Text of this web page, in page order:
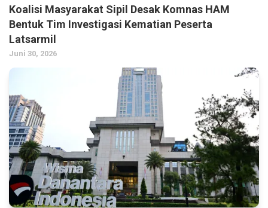
Koalisi Masyarakat Sipil Desak Komnas HAM
Bentuk Tim Investigasi Kematian Peserta
Latsarmil
Juni 30, 2026